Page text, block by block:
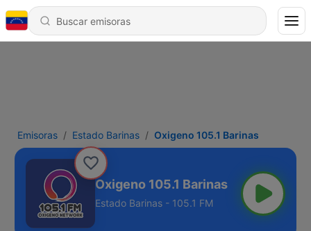
Emisoras Estado Barinas Oxigeno 105.1 Barinas
Oxigeno 105.1 Barinas
Estado Barinas - 105.1 FM